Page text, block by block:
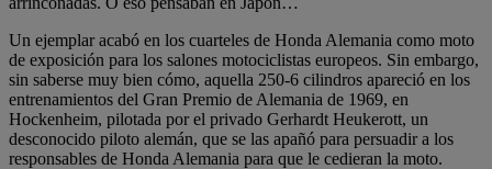
Un ejemplar acabó en los cuarteles de Honda Alemania como moto
de exposición para los salones motociclistas europeos. Sin embargo,
sin saberse muy bien cómo, aquella 250-6 cilindros apareció en los
entrenamientos del Gran Premio de Alemania de 1969, en
Hockenheim, pilotada por el privado Gerhardt Heukerott, un
desconocido piloto alemán, que se las apañó para persuadir a los
responsables de Honda Alemania para que le cedieran la moto.